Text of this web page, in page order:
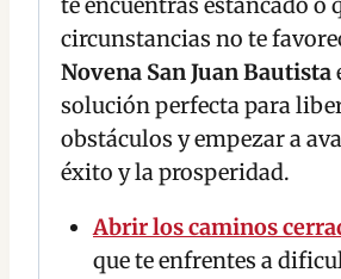
te encuentras estancado o
circunstancias no te
Novena San Juan Bautista
solución perfecta para
obstáculos y empezar a
éxito y la prosperidad.
Abrir los caminos
que te enfrentes a